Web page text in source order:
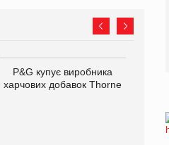
P&G купує виробника
харчових добавок Thorne